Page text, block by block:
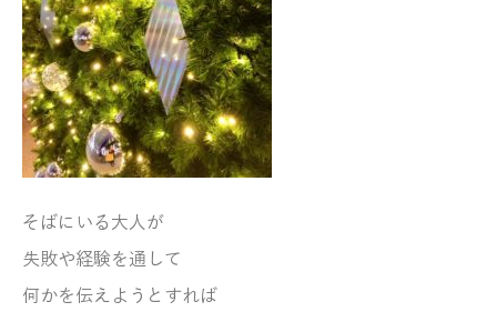
そばにいる大人が
失敗や経験を通して
何かを伝えようとすれば